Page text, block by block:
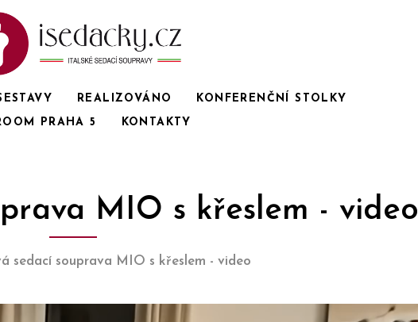
REALIZOVÁNO
KONFERENČNÍ STOLKY
PRAHA 5
KONTAKTY
MIO s křeslem - video
sedací souprava MIO s křeslem - video